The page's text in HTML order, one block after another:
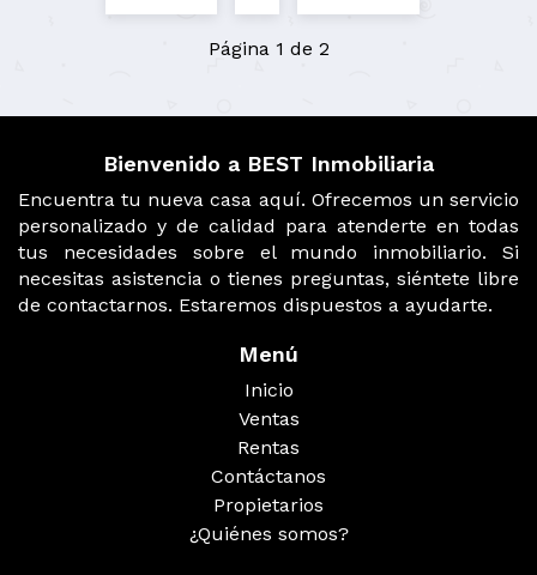
Página 1 de 2
Bienvenido a BEST Inmobiliaria
Encuentra tu nueva casa aquí. Ofrecemos un servicio
personalizado y de calidad para atenderte en todas
tus necesidades sobre el mundo inmobiliario. Si
necesitas asistencia o tienes preguntas, siéntete libre
de contactarnos. Estaremos dispuestos a ayudarte.
Menú
Inicio
Ventas
Rentas
Contáctanos
Propietarios
¿Quiénes somos?